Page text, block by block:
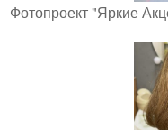
Фотопроект "Яркие